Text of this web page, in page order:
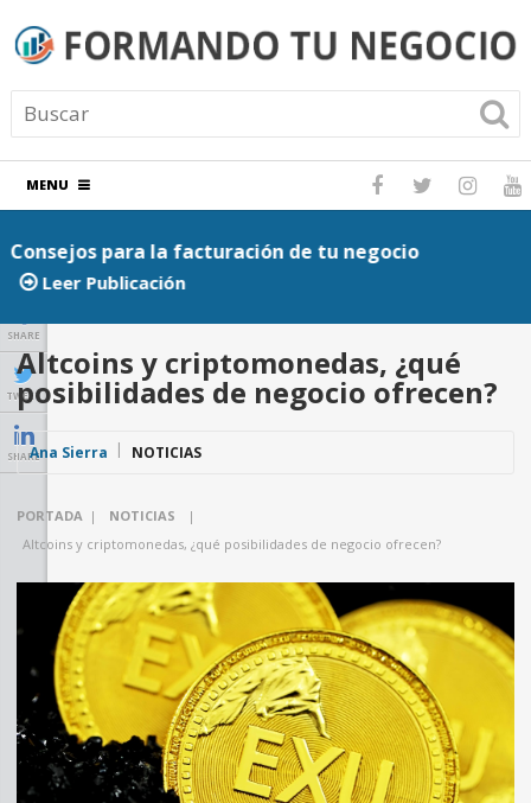
MENU
Consejos para la facturación de tu negocio
Leer Publicación
SHARE
TWEET
SHARE
Altcoins y criptomonedas, ¿qué
posibilidades de negocio ofrecen?
Ana Sierra NOTICIAS
PORTADA | NOTICIAS
|
Altcoins y criptomonedas, ¿qué posibilidades de negocio ofrecen?